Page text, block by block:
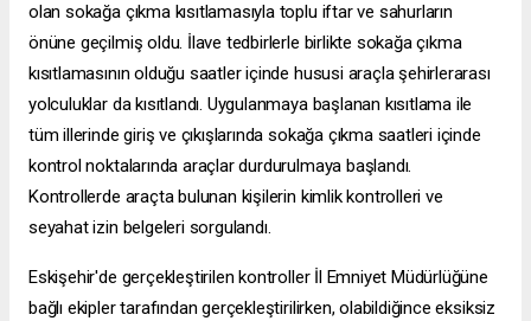
olan sokağa çıkma kısıtlamasıyla toplu iftar ve sahurların
önüne geçilmiş oldu. İlave tedbirlerle birlikte sokağa çıkma
kısıtlamasının olduğu saatler içinde hususi araçla şehirlerarası
yolculuklar da kısıtlandı. Uygulanmaya başlanan kısıtlama ile
tüm illerinde giriş ve çıkışlarında sokağa çıkma saatleri içinde
kontrol noktalarında araçlar durdurulmaya başlandı.
Kontrollerde araçta bulunan kişilerin kimlik kontrolleri ve
seyahat izin belgeleri sorgulandı.
Eskişehir'de gerçekleştirilen kontroller İl Emniyet Müdürlüğüne
bağlı ekipler tarafından gerçekleştirilirken, olabildiğince eksiksiz